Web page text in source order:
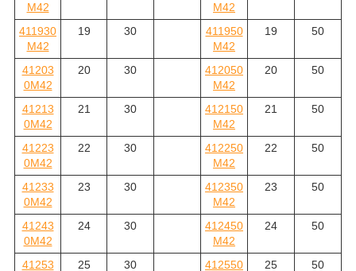
M42
M42
411930
M42
19 30
411950
M42
19 50
41203
0M42
20 30
412050
M42
20 50
41213
0M42
21 30
412150
M42
21 50
41223
0M42
22 30
412250
M42
22 50
41233
0M42
23 30
412350
M42
23 50
41243
0M42
24 30
412450
M42
24 50
41253
25 30
412550
25 50